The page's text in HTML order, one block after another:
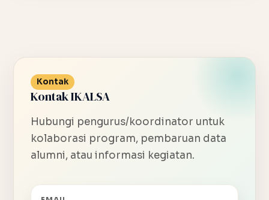
Kontak
Kontak IKALSA
Hubungi pengurus/koordinator untuk
kolaborasi program, pembaruan data
alumni, atau informasi kegiatan.